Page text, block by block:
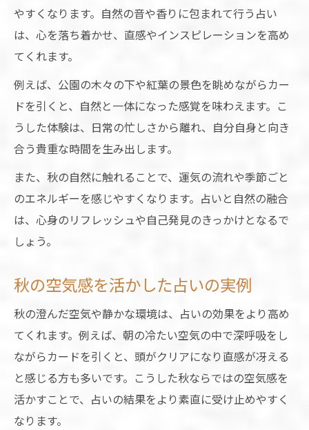
やすくなります。自然の音や香りに包まれて行う占い
は、心を落ち着かせ、直感やインスピレーションを高め
てくれます。
例えば、公園の木々の下や紅葉の景色を眺めながらカー
ドを引くと、自然と一体になった感覚を味わえます。こ
うした体験は、日常の忙しさから離れ、自分自身と向き
合う貴重な時間を生み出します。
また、秋の自然に触れることで、運気の流れや季節ごと
のエネルギーを感じやすくなります。占いと自然の融合
は、心身のリフレッシュや自己発見のきっかけとなるで
しょう。
秋の空気感を活かした占いの実例
秋の澄んだ空気や静かな環境は、占いの効果をより高め
てくれます。例えば、朝の冷たい空気の中で深呼吸をし
ながらカードを引くと、頭がクリアになり直感が冴える
と感じる方も多いです。こうした秋ならではの空気感を
活かすことで、占いの結果をより素直に受け止めやすく
なります。